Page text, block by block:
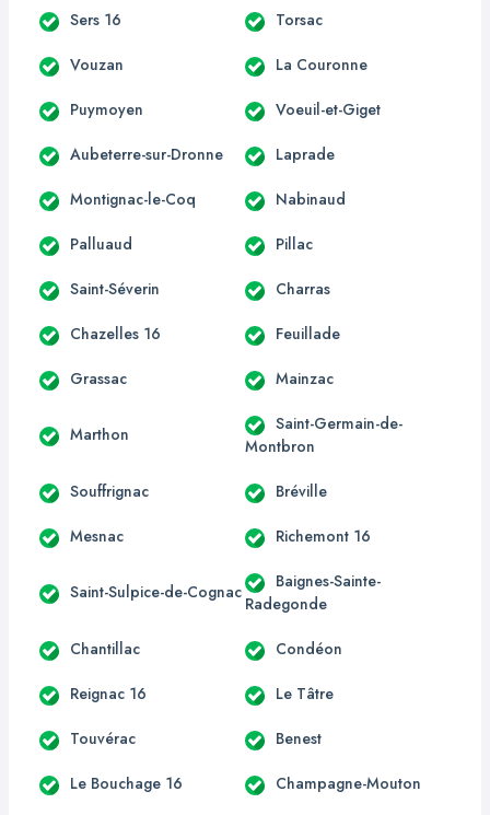
Sers 16 Torsac
Vouzan La Couronne
Puymoyen Voeuil-et-Giget
Aubeterre-sur-Dronne Laprade
Montignac-le-Coq Nabinaud
Palluaud Pillac
Saint-Séverin Charras
Chazelles 16 Feuillade
Grassac Mainzac
Marthon
Saint-Germain-de-
Montbron
Souffrignac Bréville
Mesnac Richemont 16
Saint-Sulpice-de-Cognac
Baignes-Sainte-
Radegonde
Chantillac Condéon
Reignac 16 Le Tâtre
Touvérac Benest
Le Bouchage 16 Champagne-Mouton